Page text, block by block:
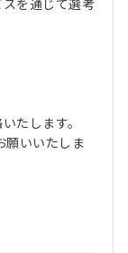
を通じて選考
たします。
願いいたしま